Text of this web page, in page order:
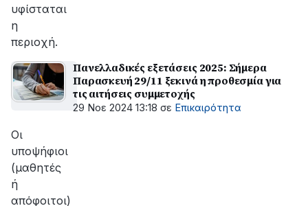
υφίσταται
η
περιοχή.
Πανελλαδικές εξετάσεις 2025: Σήμερα
Παρασκευή 29/11 ξεκινά η προθεσμία για
τις αιτήσεις συμμετοχής
29 Νοε 2024 13:18 σε Επικαιρότητα
Οι
υποψήφιοι
(μαθητές
ή
απόφοιτοι)